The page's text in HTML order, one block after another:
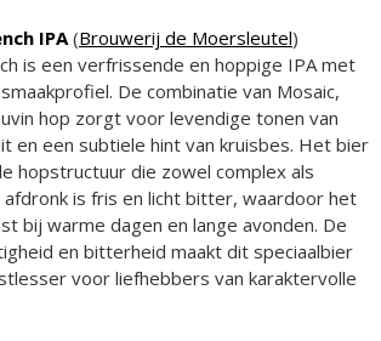
IPA (Brouwerij de Moersleutel)
is een verfrissende en hoppige IPA met
De combinatie van Mosaic,
hop zorgt voor levendige tonen van
en een subtiele hint van kruisbes. Het bier
hopstructuur die zowel complex als
afdronk is fris en licht bitter, waardoor het
bij warme dagen en lange avonden. De
en bitterheid maakt dit speciaalbier
voor liefhebbers van karaktervolle